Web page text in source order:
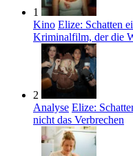
1
Kino Elize: Schatten
Kriminalfilm, der die
2
Analyse Elize:
nicht das Verbrechen